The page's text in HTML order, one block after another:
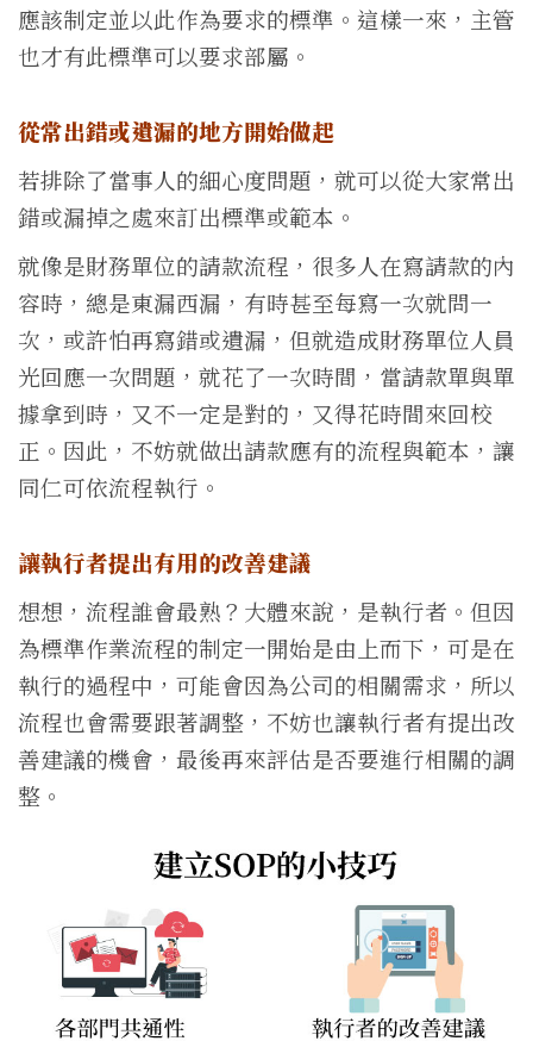
應該制定並以此作為要求的標準。這樣一來，主管
也才有此標準可以要求部屬。
從常出錯或遺漏的地方開始做起
若排除了當事人的細心度問題，就可以從大家常出
錯或漏掉之處來訂出標準或範本。
就像是財務單位的請款流程，很多人在寫請款的內
容時，總是東漏西漏，有時甚至每寫一次就問一
次，或許怕再寫錯或遺漏，但就造成財務單位人員
光回應一次問題，就花了一次時間，當請款單與單
據拿到時，又不一定是對的，又得花時間來回校
正。因此，不妨就做出請款應有的流程與範本，讓
同仁可依流程執行。
讓執行者提出有用的改善建議
想想，流程誰會最熟？大體來說，是執行者。但因
為標準作業流程的制定一開始是由上而下，可是在
執行的過程中，可能會因為公司的相關需求，所以
流程也會需要跟著調整，不妨也讓執行者有提出改
善建議的機會，最後再來評估是否要進行相關的調
整。